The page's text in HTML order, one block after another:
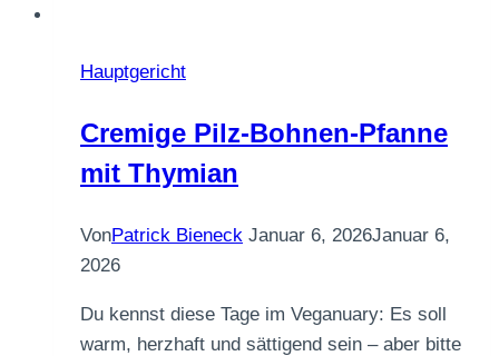
Hauptgericht
Cremige Pilz-Bohnen-Pfanne
mit Thymian
VonPatrick Bieneck Januar 6, 2026Januar 6,
2026
Du kennst diese Tage im Veganuary: Es soll
warm, herzhaft und sättigend sein – aber bitte